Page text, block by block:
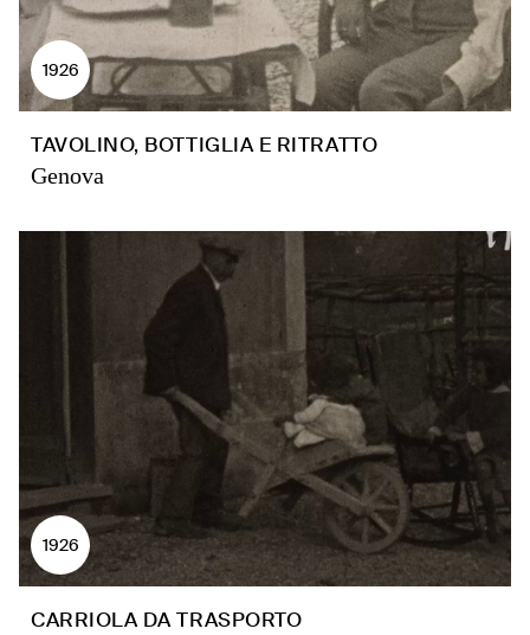
1926
TAVOLINO, BOTTIGLIA E RITRATTO
Genova
1926
CARRIOLA DA TRASPORTO